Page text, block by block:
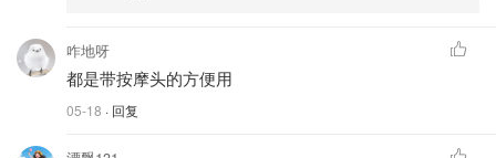
咋地呀
都是带按摩头的方便用
05-18 · 回复